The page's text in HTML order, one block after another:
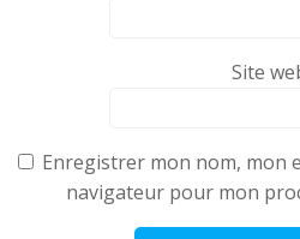
Site
Enregistrer mon nom, mon
navigateur pour mon